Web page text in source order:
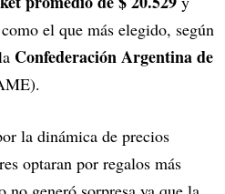
el que más elegido, según
Confederación Argentina de
la dinámica de precios
optaran por regalos más